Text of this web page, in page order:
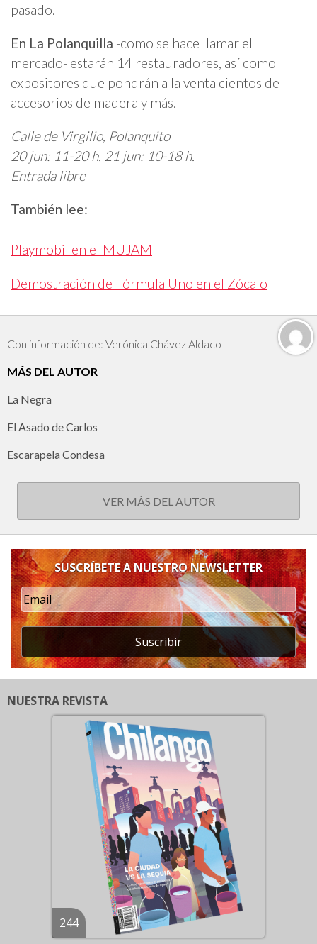
pasado.
En La Polanquilla -como se hace llamar el
mercado- estarán 14 restauradores, así como
expositores que pondrán a la venta cientos de
accesorios de madera y más.
Calle de Virgilio, Polanquito
20 jun: 11-20 h. 21 jun: 10-18 h.
Entrada libre
También lee:
Playmobil en el MUJAM
Demostración de Fórmula Uno en el Zócalo
Con información de: Verónica Chávez Aldaco
MÁS DEL AUTOR
La Negra
El Asado de Carlos
Escarapela Condesa
VER MÁS DEL AUTOR
SUSCRÍBETE A NUESTRO NEWSLETTER
Suscribir
NUESTRA REVISTA
244